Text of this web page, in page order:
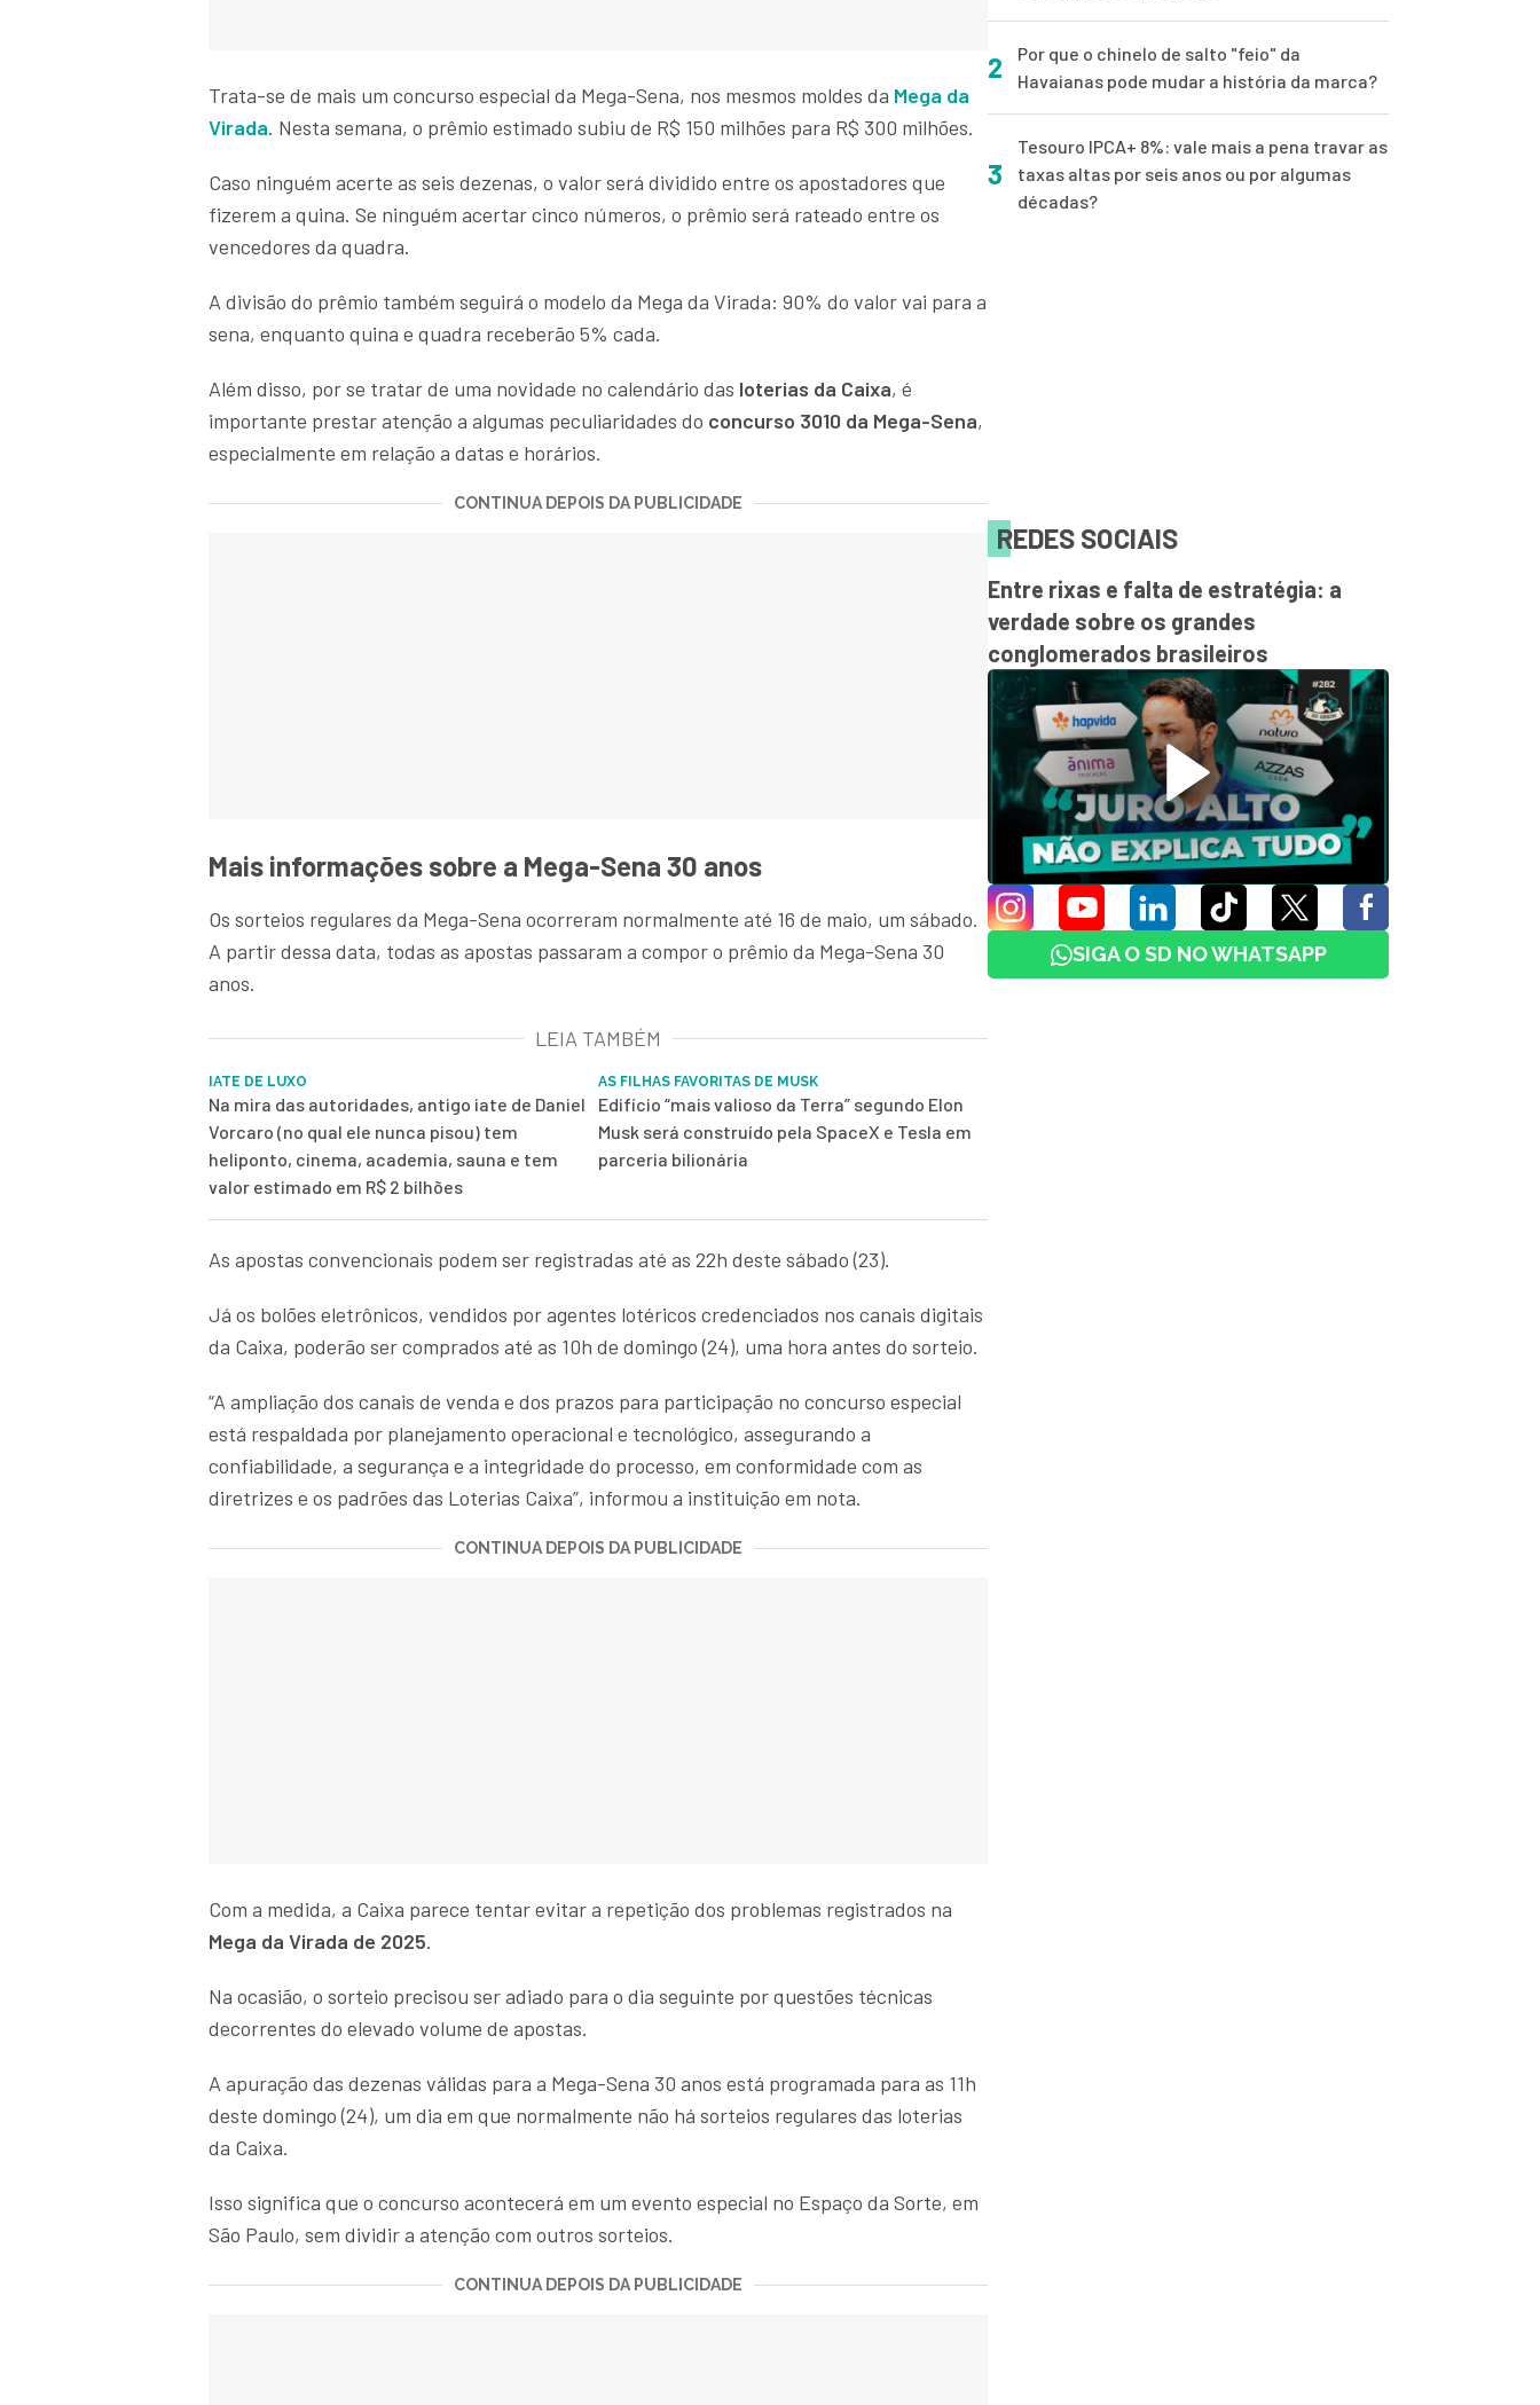
Trata-se de mais um concurso especial da Mega-Sena, nos mesmos moldes da Mega da
Virada. Nesta semana, o prêmio estimado subiu de R$ 150 milhões para R$ 300 milhões.
Caso ninguém acerte as seis dezenas, o valor será dividido entre os apostadores que
fizerem a quina. Se ninguém acertar cinco números, o prêmio será rateado entre os
vencedores da quadra.
A divisão do prêmio também seguirá o modelo da Mega da Virada: 90% do valor vai para a
sena, enquanto quina e quadra receberão 5% cada.
Além disso, por se tratar de uma novidade no calendário das loterias da Caixa, é
importante prestar atenção a algumas peculiaridades do concurso 3010 da Mega-Sena,
especialmente em relação a datas e horários.
CONTINUA DEPOIS DA PUBLICIDADE
Mais informações sobre a Mega-Sena 30 anos
Os sorteios regulares da Mega-Sena ocorreram normalmente até 16 de maio, um sábado.
A partir dessa data, todas as apostas passaram a compor o prêmio da Mega-Sena 30
anos.
LEIA TAMBÉM
IATE DE LUXO
Na mira das autoridades, antigo iate de Daniel
Vorcaro (no qual ele nunca pisou) tem
heliponto, cinema, academia, sauna e tem
valor estimado em R$ 2 bilhões
AS FILHAS FAVORITAS DE MUSK
Edifício “mais valioso da Terra” segundo Elon
Musk será construído pela SpaceX e Tesla em
parceria bilionária
As apostas convencionais podem ser registradas até as 22h deste sábado (23).
Já os bolões eletrônicos, vendidos por agentes lotéricos credenciados nos canais digitais
da Caixa, poderão ser comprados até as 10h de domingo (24), uma hora antes do sorteio.
“A ampliação dos canais de venda e dos prazos para participação no concurso especial
está respaldada por planejamento operacional e tecnológico, assegurando a
confiabilidade, a segurança e a integridade do processo, em conformidade com as
diretrizes e os padrões das Loterias Caixa”, informou a instituição em nota.
CONTINUA DEPOIS DA PUBLICIDADE
Com a medida, a Caixa parece tentar evitar a repetição dos problemas registrados na
Mega da Virada de 2025.
Na ocasião, o sorteio precisou ser adiado para o dia seguinte por questões técnicas
decorrentes do elevado volume de apostas.
A apuração das dezenas válidas para a Mega-Sena 30 anos está programada para as 11h
deste domingo (24), um dia em que normalmente não há sorteios regulares das loterias
da Caixa.
Isso significa que o concurso acontecerá em um evento especial no Espaço da Sorte, em
São Paulo, sem dividir a atenção com outros sorteios.
CONTINUA DEPOIS DA PUBLICIDADE
2
Por que o chinelo de salto "feio" da
Havaianas pode mudar a história da marca?
3
Tesouro IPCA+ 8%: vale mais a pena travar as
taxas altas por seis anos ou por algumas
décadas?
REDES SOCIAIS
Entre rixas e falta de estratégia: a
verdade sobre os grandes
conglomerados brasileiros
SIGA O SD NO WHATSAPP